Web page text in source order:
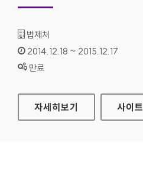
기관명 :
법제처
인증기간 :
2014.12.18 ~ 2015.12.17
상태 :
만료
법제처 대표 홈페이지
자세히보기 사이트